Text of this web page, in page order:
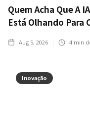
Quem Acha Que A
Está Olhando Para
Aug 5, 2026 4 min
Inovação